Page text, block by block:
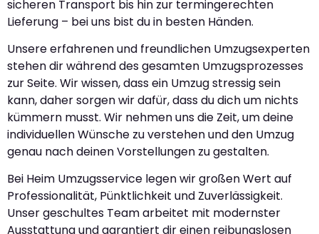
sicheren Transport bis hin zur termingerechten
Lieferung – bei uns bist du in besten Händen.
Unsere erfahrenen und freundlichen Umzugsexperten
stehen dir während des gesamten Umzugsprozesses
zur Seite. Wir wissen, dass ein Umzug stressig sein
kann, daher sorgen wir dafür, dass du dich um nichts
kümmern musst. Wir nehmen uns die Zeit, um deine
individuellen Wünsche zu verstehen und den Umzug
genau nach deinen Vorstellungen zu gestalten.
Bei Heim Umzugsservice legen wir großen Wert auf
Professionalität, Pünktlichkeit und Zuverlässigkeit.
Unser geschultes Team arbeitet mit modernster
Ausstattung und garantiert dir einen reibungslosen